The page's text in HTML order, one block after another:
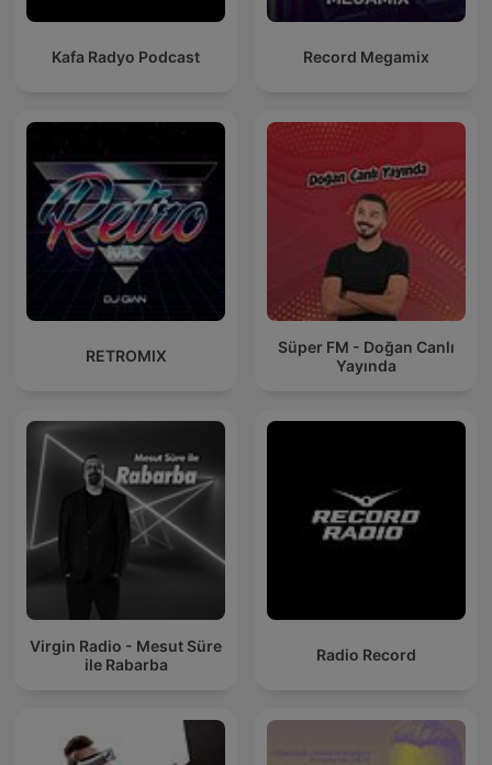
Kafa Radyo Podcast Record Megamix
RETROMIX
Süper FM - Doğan Canlı
Yayında
Virgin Radio - Mesut Süre
ile Rabarba
Radio Record